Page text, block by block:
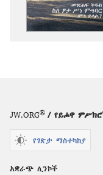
JW.ORG® / የይሖዋ
የገጽታ ማስተካከያ
አቋራጭ ሊንኮች